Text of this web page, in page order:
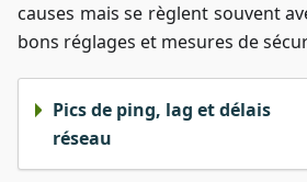
causes mais se règlent souvent
bons réglages et mesures de
Pics de ping, lag et délais
réseau